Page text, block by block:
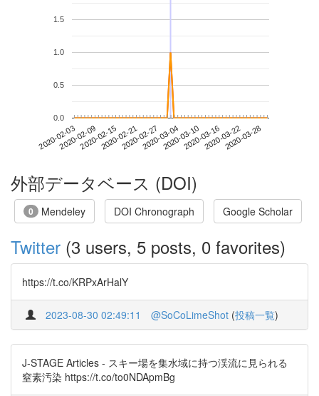
2020-02-032020-02-092020-02-152020-02-212020-02-272020-03-042020-03-102020-03-162020-03-222020-03-28
0.0
0.5
1.0
1.5
外部データベース (DOI)
0 Mendeley DOI Chronograph Google Scholar
Twitter (3 users, 5 posts, 0 favorites)
https://t.co/KRPxArHalY
2023-08-30 02:49:11 @SoCoLimeShot (投稿一覧)
J-STAGE Articles - スキー場を集水域に持つ渓流に見られる
窒素汚染 https://t.co/to0NDApmBg